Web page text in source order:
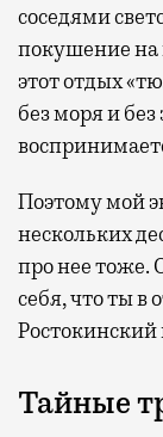
соседями
покушение на
этот отдых
без моря и
Поэтому мой
нескольких
про нее тоже.
себя, что ты в
Ростокинский
Тайные